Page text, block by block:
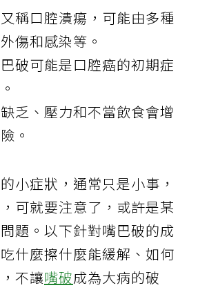
稱口腔潰瘍，可能由多種
傷和感染等。
破可能是口腔癌的初期症
乏、壓力和不當飲食會增
。
小症狀，通常只是小事，
可就要注意了，或許是某
題。以下針對嘴巴破的成
什麼擦什麼能緩解、如何
不讓嘴破成為大病的破